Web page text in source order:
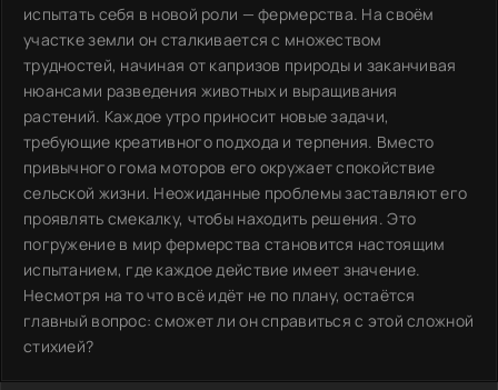
испытать себя в новой роли — фермерства. На своём
участке земли он сталкивается с множеством
трудностей, начиная от капризов природы и заканчивая
нюансами разведения животных и выращивания
растений. Каждое утро приносит новые задачи,
требующие креативного подхода и терпения. Вместо
привычного гома моторов его окружает спокойствие
сельской жизни. Неожиданные проблемы заставляют его
проявлять смекалку, чтобы находить решения. Это
погружение в мир фермерства становится настоящим
испытанием, где каждое действие имеет значение.
Несмотря на то что всё идёт не по плану, остаётся
главный вопрос: сможет ли он справиться с этой сложной
стихией?